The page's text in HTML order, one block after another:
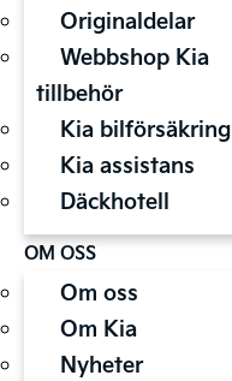
Originaldelar
Webbshop Kia
tillbehör
Kia bilförsäkring
Kia assistans
Däckhotell
OM OSS
Om oss
Om Kia
Nyheter